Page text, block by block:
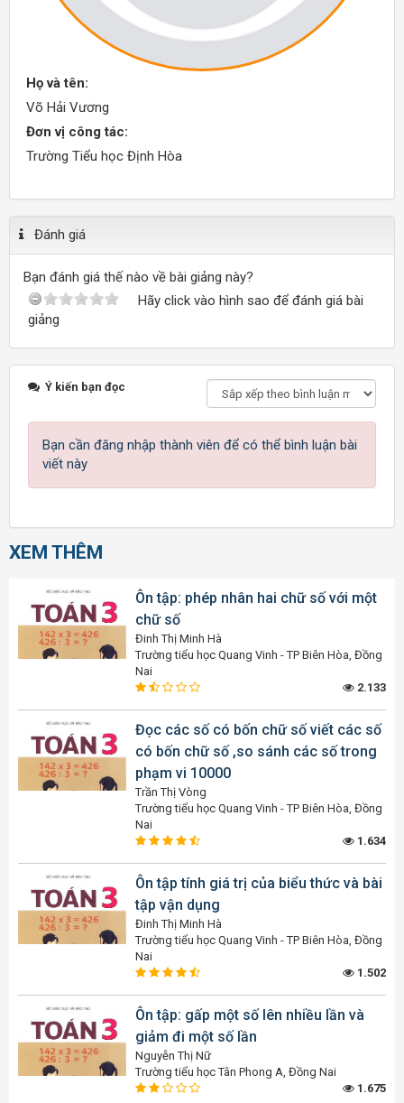
Họ và tên:
Võ Hải Vương
Đơn vị công tác:
Trường Tiểu học Định Hòa
Đánh giá
Bạn đánh giá thế nào về bài giảng này?
Hãy click vào hình sao để đánh giá bài
giảng
Ý kiến bạn đọc
Bạn cần đăng nhập thành viên để có thể bình luận bài
viết này
XEM THÊM
Ôn tập: phép nhân hai chữ số với một
chữ số
Đinh Thị Minh Hà
Trường tiểu học Quang Vinh - TP Biên Hòa, Đồng
Nai
2.133
Đọc các số có bốn chữ số viết các số
có bốn chữ số ,so sánh các số trong
phạm vi 10000
Trần Thị Vòng
Trường tiểu học Quang Vinh - TP Biên Hòa, Đồng
Nai
1.634
Ôn tập tính giá trị của biểu thức và bài
tập vận dụng
Đinh Thị Minh Hà
Trường tiểu học Quang Vinh - TP Biên Hòa, Đồng
Nai
1.502
Ôn tập: gấp một số lên nhiều lần và
giảm đi một số lần
Nguyễn Thị Nữ
Trường tiểu học Tân Phong A, Đồng Nai
1.675